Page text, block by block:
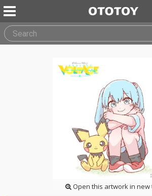
Open this artwork in new